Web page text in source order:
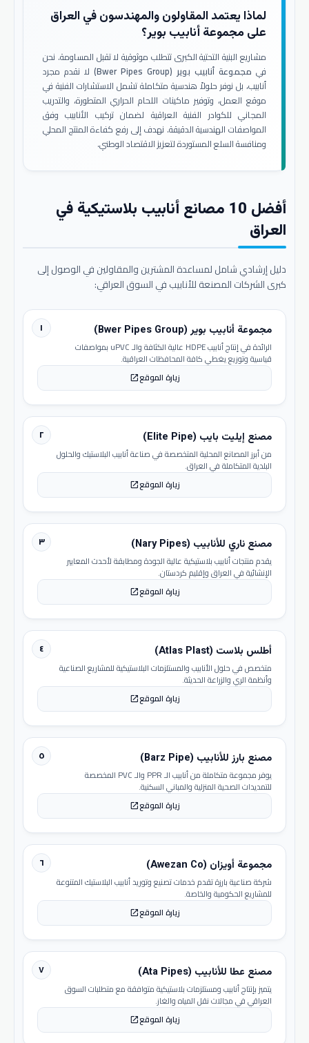
لماذا يعتمد المقاولون والمهندسون في العراق
على مجموعة أنابيب بوير؟
مشاريع البنية التحتية الكبرى تتطلب موثوقية لا تقبل المساومة. نحن
في مجموعة أنابيب بوير (Bwer Pipes Group)
لا نقدم مجرد
أنابيب، بل نوفر حلولاً هندسية متكاملة تشمل الاستشارات الفنية في
موقع العمل، وتوفير ماكينات اللحام الحراري المتطورة، والتدريب
المجاني للكوادر الفنية العراقية لضمان تركيب الأنابيب وفق
المواصفات الهندسية الدقيقة. نهدف إلى رفع كفاءة المنتج المحلي
ومنافسة السلع المستوردة لتعزيز الاقتصاد الوطني.
أفضل 10 مصانع أنابيب بلاستيكية في
العراق
دليل إرشادي شامل لمساعدة المشترين والمقاولين في الوصول إلى
كبرى الشركات المصنعة للأنابيب في السوق العراقي:
١ مجموعة أنابيب بوير (Bwer Pipes Group)
الرائدة في إنتاج أنابيب HDPE عالية الكثافة والـ uPVC بمواصفات
قياسية وتوزيع يغطي كافة المحافظات العراقية.
زيارة الموقعopen_in_new
٢ مصنع إيليت بايب (Elite Pipe)
من أبرز المصانع المحلية المتخصصة في صناعة أنابيب البلاستيك والحلول
البلدية المتكاملة في العراق.
زيارة الموقعopen_in_new
٣ مصنع ناري للأنابيب (Nary Pipes)
يقدم منتجات أنابيب بلاستيكية عالية الجودة ومطابقة لأحدث المعايير
الإنشائية في العراق وإقليم كردستان.
زيارة الموقعopen_in_new
٤ أطلس بلاست (Atlas Plast)
متخصص في حلول الأنابيب والمستلزمات البلاستيكية للمشاريع الصناعية
وأنظمة الري والزراعة الحديثة.
زيارة الموقعopen_in_new
٥ مصنع بارز للأنابيب (Barz Pipe)
يوفر مجموعة متكاملة من أنابيب الـ PPR والـ PVC المخصصة
للتمديدات الصحية المنزلية والمباني السكنية.
زيارة الموقعopen_in_new
٦ مجموعة أويزان (Awezan Co)
شركة صناعية بارزة تقدم خدمات تصنيع وتوريد أنابيب البلاستيك المتنوعة
للمشاريع الحكومية والخاصة.
زيارة الموقعopen_in_new
٧ مصنع عطا للأنابيب (Ata Pipes)
يتميز بإنتاج أنابيب ومستلزمات بلاستيكية متوافقة مع متطلبات السوق
العراقي في مجالات نقل المياه والغاز.
زيارة الموقعopen_in_new